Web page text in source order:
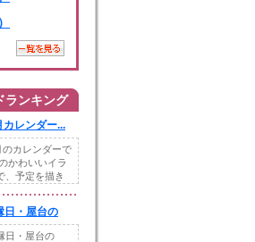
ランキング
レンダー...
のカレンダーで
かわいいイラ
、予定を描き
日・屋台の
日・屋台の